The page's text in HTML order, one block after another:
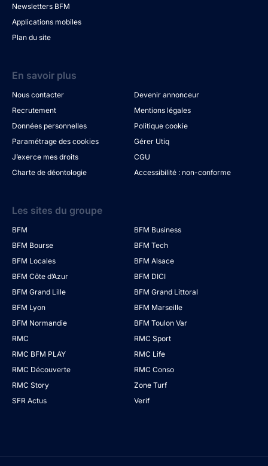
Newsletters BFM
Applications mobiles
Plan du site
En savoir plus
Nous contacter
Devenir annonceur
Recrutement
Mentions légales
Données personnelles
Politique cookie
Paramétrage des cookies
Gérer Utiq
J’exerce mes droits
CGU
Charte de déontologie
Accessibilité : non-conforme
Les sites du groupe
BFM
BFM Business
BFM Bourse
BFM Tech
BFM Locales
BFM Alsace
BFM Côte d’Azur
BFM DICI
BFM Grand Lille
BFM Grand Littoral
BFM Lyon
BFM Marseille
BFM Normandie
BFM Toulon Var
RMC
RMC Sport
RMC BFM PLAY
RMC Life
RMC Découverte
RMC Conso
RMC Story
Zone Turf
SFR Actus
Verif